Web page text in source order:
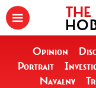
Opinion
Portrait
Navalny